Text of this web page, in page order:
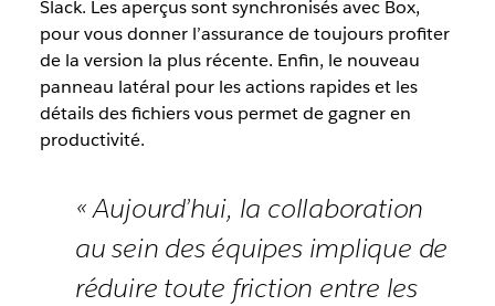
Slack. Les aperçus sont synchronisés avec Box,
pour vous donner l’assurance de toujours profiter
de la version la plus récente. Enfin, le nouveau
panneau latéral pour les actions rapides et les
détails des fichiers vous permet de gagner en
productivité.
« Aujourd’hui, la collaboration
au sein des équipes implique de
réduire toute friction entre les